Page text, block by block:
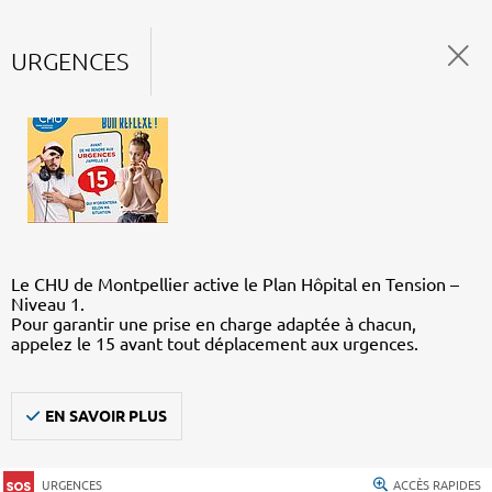
URGENCES
Le CHU de Montpellier active le Plan Hôpital en Tension –
Niveau 1.
Pour garantir une prise en charge adaptée à chacun,
appelez le 15 avant tout déplacement aux urgences.
EN SAVOIR PLUS
URGENCES ACCÈS RAPIDES